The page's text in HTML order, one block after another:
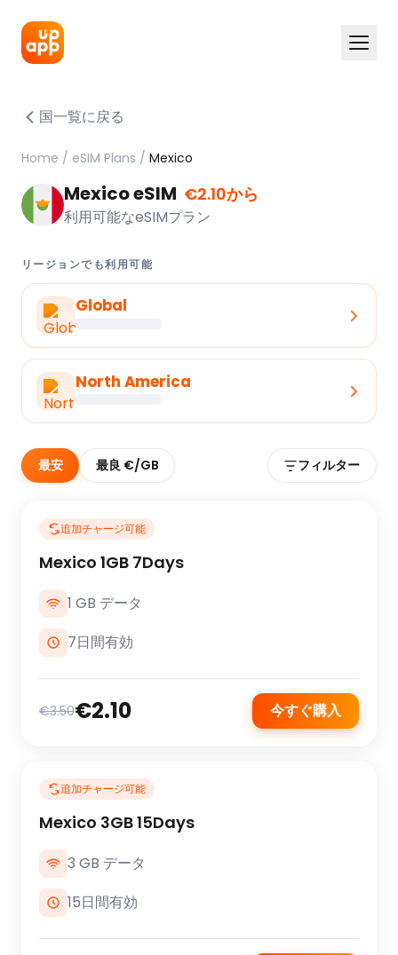
国一覧に戻る
Home / eSIM Plans / Mexico
Mexico eSIM €2.10から
利用可能なeSIMプラン
リージョンでも利用可能
Global
North America
最安 最良 €/GB フィルター
追加チャージ可能
Mexico 1GB 7Days
1 GB データ
7日間有効
€3.50€2.10 今すぐ購入
追加チャージ可能
Mexico 3GB 15Days
3 GB データ
15日間有効